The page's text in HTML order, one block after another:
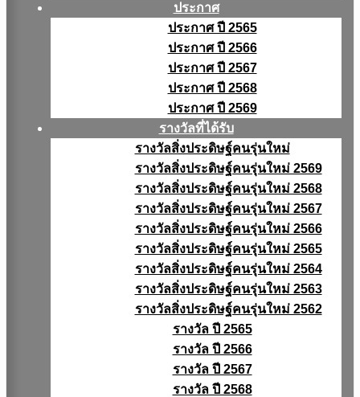
ประกาศ
ประกาศ ปี 2565
ประกาศ ปี 2566
ประกาศ ปี 2567
ประกาศ ปี 2568
ประกาศ ปี 2569
รางวัลที่ได้รับ
รางวัลสิ่งประดิษฐ์คนรุ่นใหม่
รางวัลสิ่งประดิษฐ์คนรุ่นใหม่ 2569
รางวัลสิ่งประดิษฐ์คนรุ่นใหม่ 2568
รางวัลสิ่งประดิษฐ์คนรุ่นใหม่ 2567
รางวัลสิ่งประดิษฐ์คนรุ่นใหม่ 2566
รางวัลสิ่งประดิษฐ์คนรุ่นใหม่ 2565
รางวัลสิ่งประดิษฐ์คนรุ่นใหม่ 2564
รางวัลสิ่งประดิษฐ์คนรุ่นใหม่ 2563
รางวัลสิ่งประดิษฐ์คนรุ่นใหม่ 2562
รางวัล ปี 2565
รางวัล ปี 2566
รางวัล ปี 2567
รางวัล ปี 2568